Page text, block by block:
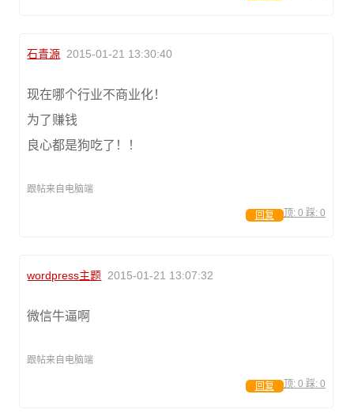
石青源 2015-01-21 13:30:40
现在哪个行业不商业化！
为了赚钱
良心都是狗吃了！！
跟帖来自电脑端
顶: 0 踩: 0
回复
wordpress主题 2015-01-21 13:07:32
微信牛逼啊
跟帖来自电脑端
顶: 0 踩: 0
回复